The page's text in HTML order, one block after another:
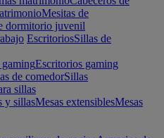
Mesitas de
dormitorio juvenil
EscritoriosSillas de
Escritorios gaming
de comedorSillas
sillas
y sillasMesas extensiblesMesas